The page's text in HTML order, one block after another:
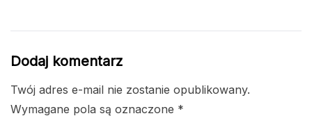
Dodaj komentarz
Twój adres e-mail nie zostanie opublikowany.
Wymagane pola są oznaczone *